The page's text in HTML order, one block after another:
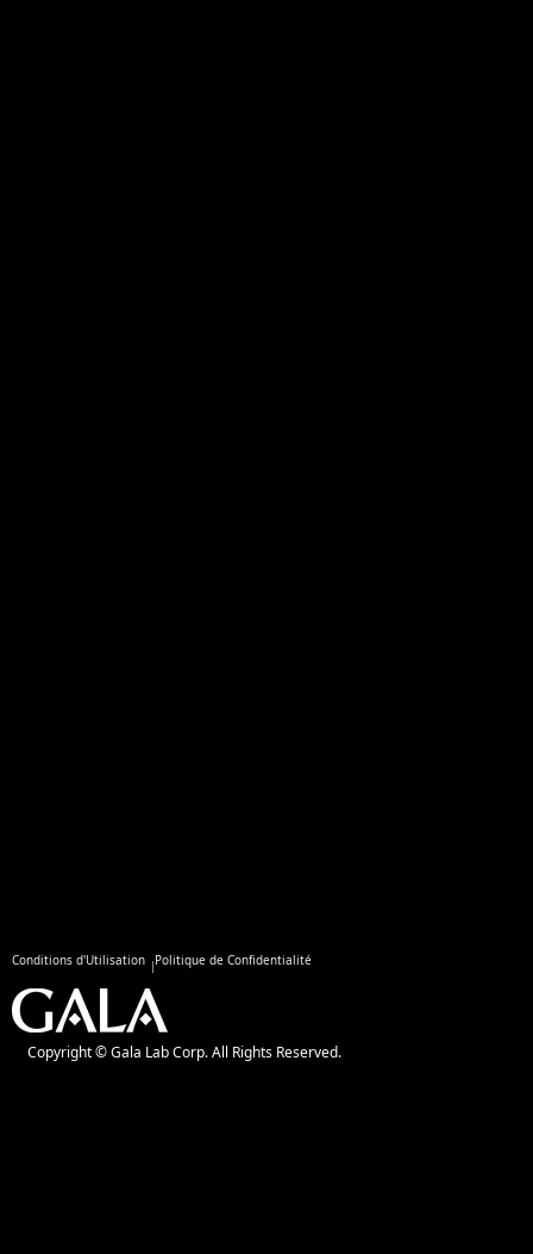
Conditions d'Utilisation Politique de Confidentialité
Copyright © Gala Lab Corp. All Rights Reserved.